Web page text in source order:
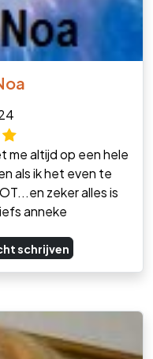
me altijd op een hele
als ik het even te
zeker alles is
anneke
schrijven